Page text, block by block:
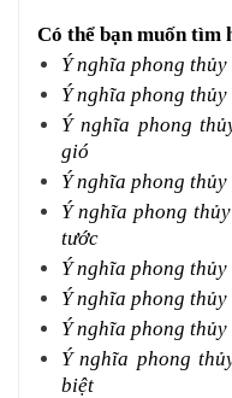
Có thể bạn muốn tìm
Ý nghĩa phong
Ý nghĩa phong
Ý nghĩa phong
gió
Ý nghĩa phong
Ý nghĩa phong
tước
Ý nghĩa phong
Ý nghĩa phong
Ý nghĩa phong
Ý nghĩa phong
biệt